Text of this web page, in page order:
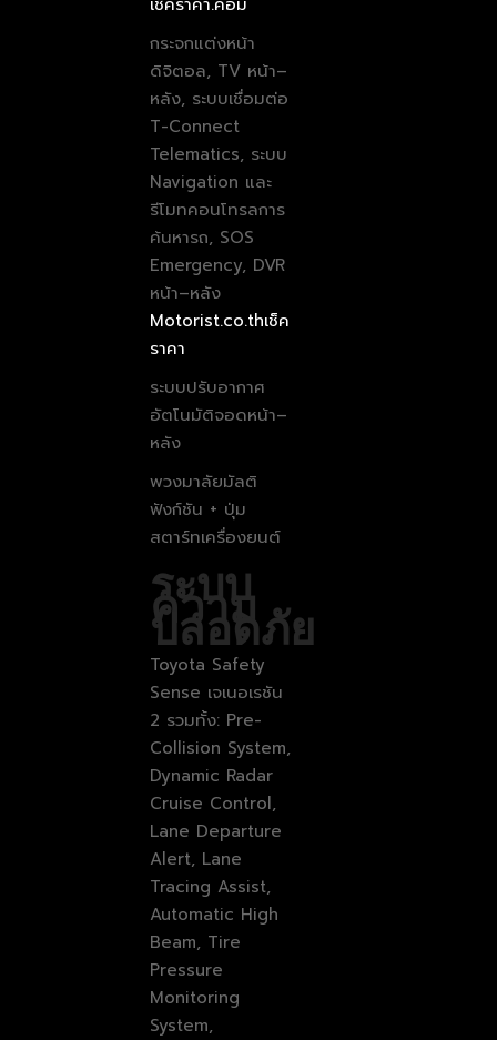
กระจกแต่งหน้า
ดิจิตอล, TV หน้า–
หลัง, ระบบเชื่อมต่อ
T-Connect
Telematics, ระบบ
Navigation และ
รีโมทคอนโทรลการ
ค้นหารถ, SOS
Emergency, DVR
หน้า–หลัง
Motorist.co.thเช็ค
ราคา
ระบบปรับอากาศ
อัตโนมัติจอดหน้า–
หลัง
พวงมาลัยมัลติ
ฟังก์ชัน + ปุ่ม
สตาร์ทเครื่องยนต์
ระบบ
ความ
ปลอดภัย
Toyota Safety
Sense เจเนอเรชัน
2 รวมทั้ง: Pre-
Collision System,
Dynamic Radar
Cruise Control,
Lane Departure
Alert, Lane
Tracing Assist,
Automatic High
Beam, Tire
Pressure
Monitoring
System,